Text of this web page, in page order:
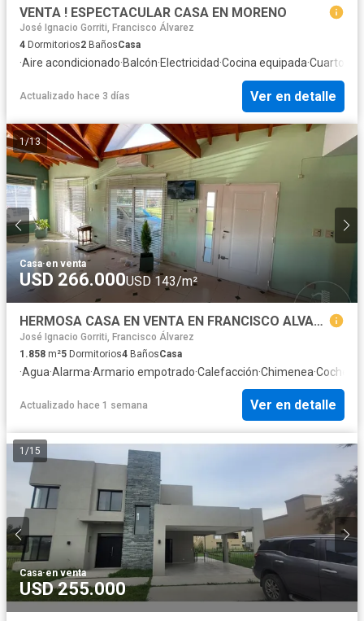
VENTA ! ESPECTACULAR CASA EN MORENO
José Ignacio Gorriti, Francisco Álvarez
4 Dormitorios2 BañosCasa
·Aire acondicionado·Balcón·Electricidad·Cocina equipada·Cuarto de
Actualizado hace 3 días Ver en detalle
1/13
Casa·en venta
USD 266.000USD 143/m²
HERMOSA CASA EN VENTA EN FRANCISCO ALVAREZ
José Ignacio Gorriti, Francisco Álvarez
1.858 m²5 Dormitorios4 BañosCasa
·Agua·Alarma·Armario empotrado·Calefacción·Chimenea·Cochera
Actualizado hace 1 semana Ver en detalle
1 /15
Casa·en venta
USD 255.000